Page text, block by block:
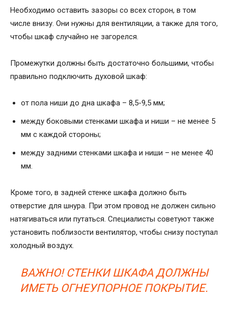
Необходимо оставить зазоры со всех сторон, в том
числе внизу. Они нужны для вентиляции, а также для того,
чтобы шкаф случайно не загорелся.
Промежутки должны быть достаточно большими, чтобы
правильно подключить духовой шкаф:
от пола ниши до дна шкафа – 8,5-9,5 мм;
между боковыми стенками шкафа и ниши – не менее 5
мм с каждой стороны;
между задними стенками шкафа и ниши – не менее 40
мм.
Кроме того, в задней стенке шкафа должно быть
отверстие для шнура. При этом провод не должен сильно
натягиваться или путаться. Специалисты советуют также
установить поблизости вентилятор, чтобы снизу поступал
холодный воздух.
ВАЖНО! СТЕНКИ ШКАФА ДОЛЖНЫ
ИМЕТЬ ОГНЕУПОРНОЕ ПОКРЫТИЕ.